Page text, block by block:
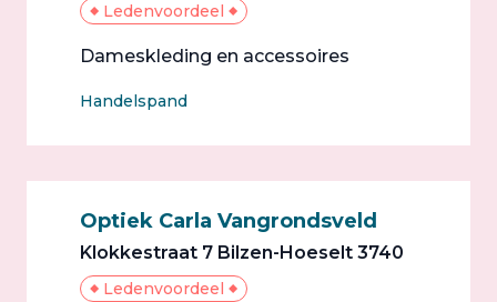
Ledenvoordeel
Dameskleding en accessoires
Handelspand
Optiek Carla Vangrondsveld
Klokkestraat 7 Bilzen-Hoeselt 3740
Ledenvoordeel